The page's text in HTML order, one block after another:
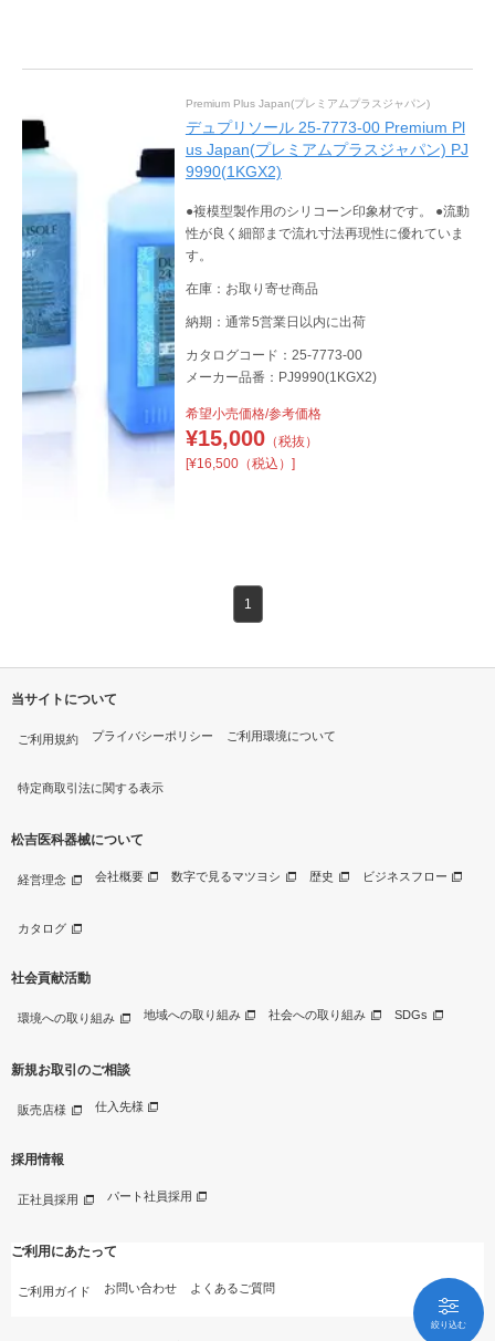
絞り込む
Premium Plus Japan(プレミアムプラスジャパン)
デュプリソール 25-7773-00 Premium Pl
us Japan(プレミアムプラスジャパン) PJ
9990(1KGX2)
●複模型製作用のシリコーン印象材です。 ●流動
性が良く細部まで流れ寸法再現性に優れていま
す。
在庫：お取り寄せ商品
納期：通常5営業日以内に出荷
カタログコード：25-7773-00
メーカー品番：PJ9990(1KGX2)
希望小売価格/参考価格
¥15,000（税抜）
[¥16,500（税込）]
1
当サイトについて
ご利用規約 プライバシーポリシー ご利用環境について
特定商取引法に関する表示
松吉医科器械について
経営理念 会社概要 数字で見るマツヨシ 歴史 ビジネスフロー
カタログ
社会貢献活動
環境への取り組み 地域への取り組み 社会への取り組み SDGs
新規お取引のご相談
販売店様 仕入先様
採用情報
正社員採用 パート社員採用
ご利用にあたって
ご利用ガイド お問い合わせ よくあるご質問